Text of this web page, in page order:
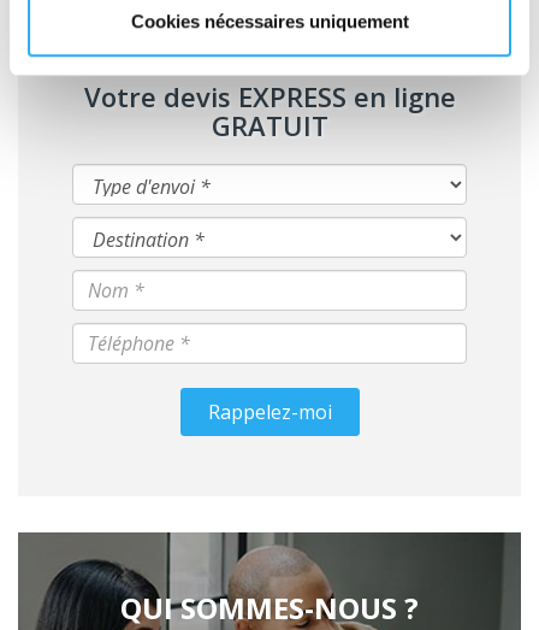
Cookies nécessaires uniquement
Votre devis EXPRESS en ligne
GRATUIT
Rappelez-moi
QUI SOMMES-NOUS ?